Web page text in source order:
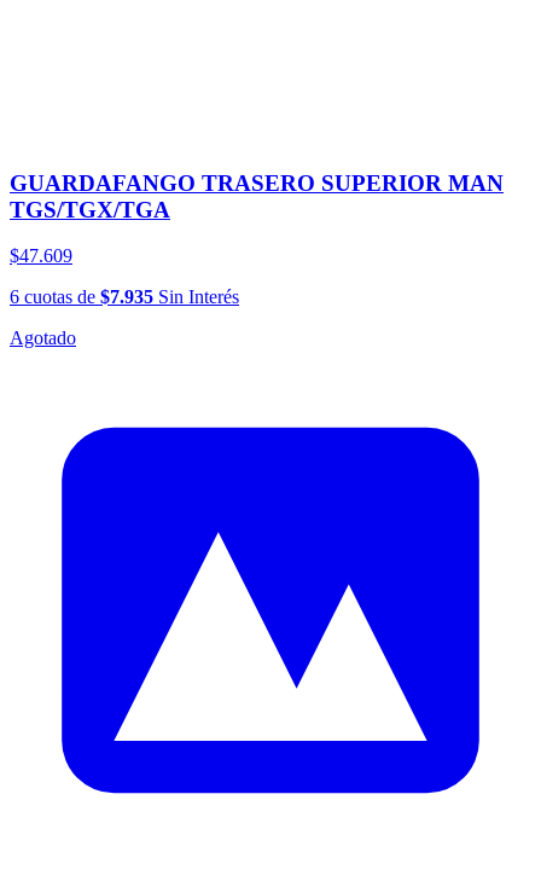
GUARDAFANGO TRASERO SUPERIOR MAN
TGS/TGX/TGA
$47.609
6 cuotas de $7.935 Sin Interés
Agotado